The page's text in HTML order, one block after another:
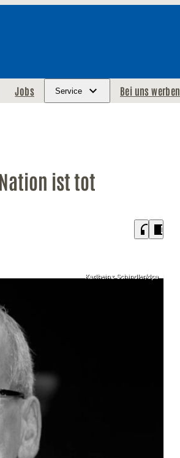
Jobs Service Bei uns werben
ist tot
headphones chrome_reader_mode
Karlheinz Schindler/dpa